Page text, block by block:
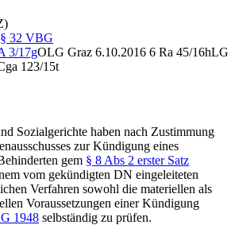
§ 32 VBG
3/17gOLG Graz 6.10.2016 6 Ra 45/16hLG
123/15t
Sozialgerichte haben nach Zustimmung
zur Kündigung eines
gem § 8 Abs 2 erster Satz
vom gekündigten DN eingeleiteten
Verfahren sowohl die materiellen als
Voraussetzungen einer Kündigung
1948 selbständig zu prüfen.